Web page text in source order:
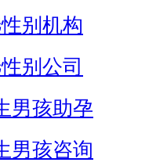
别机构
别公司
男孩助孕
男孩咨询